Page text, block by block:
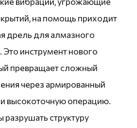
на помощь приходит
дрель для алмазного
Это инструмент нового
превращает сложный
через армированный
высокоточную операцию.
разрушать структуру